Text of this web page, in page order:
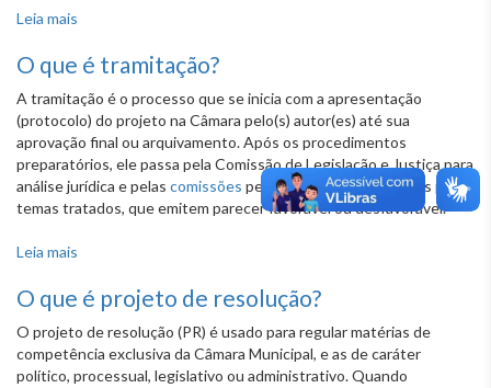
Leia mais
O que é tramitação?
A tramitação é o processo que se inicia com a apresentação
(protocolo) do projeto na Câmara pelo(s) autor(es) até sua
aprovação final ou arquivamento. Após os procedimentos
preparatórios, ele passa pela Comissão de Legislação e Justiça para
análise jurídica e pelas comissões permanentes responsáveis pelos
temas tratados, que emitem parecer favorável ou desfavorável.
Leia mais
O que é projeto de resolução?
O projeto de resolução (PR) é usado para regular matérias de
competência exclusiva da Câmara Municipal, e as de caráter
político, processual, legislativo ou administrativo. Quando